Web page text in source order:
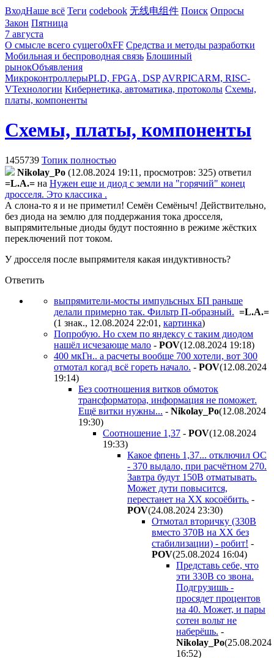
ВходНаше всё Теги codebook 无线电组件 Поиск Опросы
Закон Пятница
7 августа
О смысле всего сущего0xFF Средства и методы разработки
Мобильная и беспроводная связь Блошиный
рынокОбъявления
МикроконтроллерыPLD, FPGA, DSP AVRPICARM, RISC-
VТехнологии Кибернетика, автоматика, протоколы Схемы,
платы, компоненты
Схемы, платы, компоненты
1455739 Топик полностью
Nikolay_Po (12.08.2024 19:11, просмотров: 325) ответил
=L.A.= на Нужен еще и диод с земли на "горячий" конец
дросселя. Это классика .
А слона-то я и не приметил! Семён Семёныч! Действительно,
без диода на землю для поддержания тока дросселя,
выпрямительные диоды будут постоянно в режиме жёстких
переключений пот током.
У дросселя после выпрямителя какая индуктивность?
Ответить
выпрямители-мосты импульсных БП раньше
делали примерно так. Фильтр П-образный. =L.A.=
(1 знак., 12.08.2024 22:01 , картинка)
Попробую. Но схем по яндексу с таким диодом
нашёл исчезающе мало - POV(12.08.2024 19:18)
400 мкГн.. а расчеты вообще 700 хотели, вот 300
отмотал когад всё гореть начало. - POV(12.08.2024
19:14)
Без соотношения витков обмоток
трансформатора, информация не поможет.
Ещё витки нужны... - Nikolay_Po(12.08.2024
19:30)
Соотношение 1,37 - POV(12.08.2024
19:33)
Какое фпень 1,37... отключил ОС
- 370 выдало, при расчётном 270.
Завтра будут 150В отматывать.
Может дути повысится,
перестанет на ХХ косоёбить. -
POV(24.08.2024 23:30)
Отмотал вторичку (330В
вместо 370В на ХХ без
стабилизации) - робит! -
POV(25.08.2024 16:04)
Представь себе, что
эти 330В со звона.
Подгрузишь -
просядет процентов
на 40. Может, и пары
сотен вольт не
наберёшь. -
Nikolay_Po(25.08.2024
16:52)